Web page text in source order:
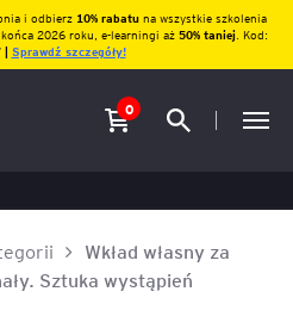
i odbierz10% rabatu na wszystkie szkolenia
2026 roku, e-learningi aż 50% taniej. Kod:
| Sprawdź szczegóły!
0
Wkład własny za
Sztuka wystąpień